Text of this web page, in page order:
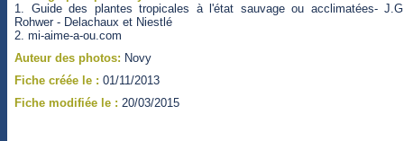
1. Guide des plantes tropicales à l'état sauvage ou acclimatées-
Rohwer - Delachaux et Niestlé
2. mi-aime-a-ou.com
Auteur des photos: Novy
Fiche créée le : 01/11/2013
Fiche modifiée le : 20/03/2015